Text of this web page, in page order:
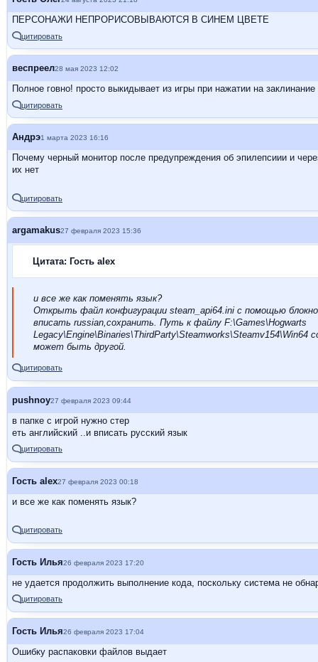
цитировать
ПЕРСОНАЖИ НЕПРОРИСОВЫВАЮТСЯ В СИНЕМ ЦВЕТЕ
цитировать
веспреел28 мая 2023 12:02
Полное говно! просто выкидывает из игры при нажатии на
цитировать
Андрэ1 марта 2023 16:16
Почему черный монитор после предупреждения об эпилепсиии и
их нет
цитировать
argamakus27 февраля 2023 15:36
Цитата: Гость alex
и все же как поменять язык?
Открыть файл конфигурации steam_api64.ini с помощью
вписать russian,сохранить. Путь к файлу F:\Games\Hogwarts
Legacy\Engine\Binaries\ThirdParty\Steamworks\Steamv154\Win64
может быть другой.
цитировать
pushnoy27 февраля 2023 09:44
в папке с игрой нужно стер
еть английский ..и вписать русский язык
цитировать
Гость alex27 февраля 2023 00:18
и все же как поменять язык?
цитировать
Гость Илья26 февраля 2023 17:20
не удается продолжить выполнение кода, поскольку система не
Гость Илья26 февраля 2023 17:04
Ошибку распаковки файлов выдает